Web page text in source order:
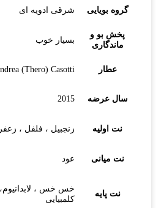
گروه بویایی شرقی ادویه ای
پخش بو و
ماندگاری
بسیار خوب
عطار (Thero) Casotti
سال عرضه 2015
نت اولیه زنجبیل ، فلفل ،
نت میانی عود
نت پایه
خس خس ،
کلمبیایی